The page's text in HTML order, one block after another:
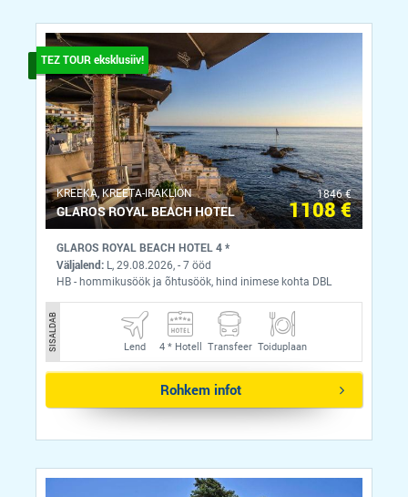
TEZ TOUR eksklusiiv!
KREEKA, KREETA-IRAKLION
GLAROS ROYAL BEACH HOTEL
1846 €
1108 €
GLAROS ROYAL BEACH HOTEL 4 *
Väljalend: L, 29.08.2026, - 7 ööd
HB - hommikusöök ja õhtusöök, hind inimese kohta DBL
SISALDAB Lend 4 *Hotell Transfeer Toiduplaan
Rohkem infot